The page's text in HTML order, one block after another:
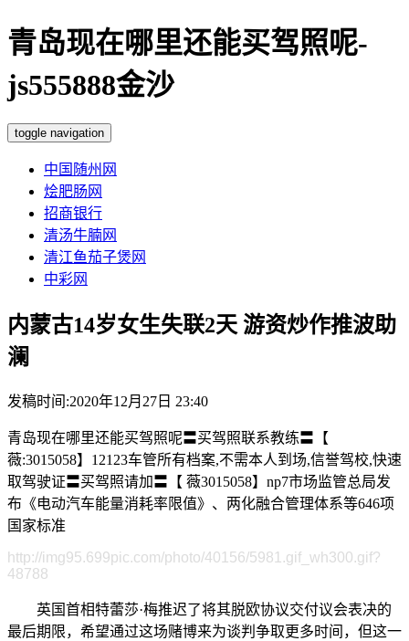
青岛现在哪里还能买驾照呢-
js555888金沙
toggle navigation
中国随州网
烩肥肠网
招商银行
清汤牛腩网
清江鱼茄子煲网
中彩网
内蒙古14岁女生失联2天 游资炒作推波助
澜
发稿时间:2020年12月27日 23:40
青岛现在哪里还能买驾照呢〓买驾照联系教练〓【
薇:3015058】12123车管所有档案,不需本人到场,信誉驾校,快速
取驾驶证〓买驾照请加〓【 薇3015058】np7市场监管总局发
布《电动汽车能量消耗率限值》、两化融合管理体系等646项
国家标准
http://img95.699pic.com/photo/40156/5981.gif_wh300.gif?
48788
英国首相特蕾莎·梅推迟了将其脱欧协议交付议会表决的
最后期限，希望通过这场赌博来为谈判争取更多时间，但这一